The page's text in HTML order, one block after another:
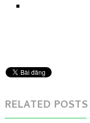
RELATED POSTS